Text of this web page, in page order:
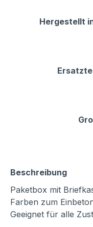
Hergestellt
Beschreibung
Paketbox mit
Farben zum
Geeignet für alle